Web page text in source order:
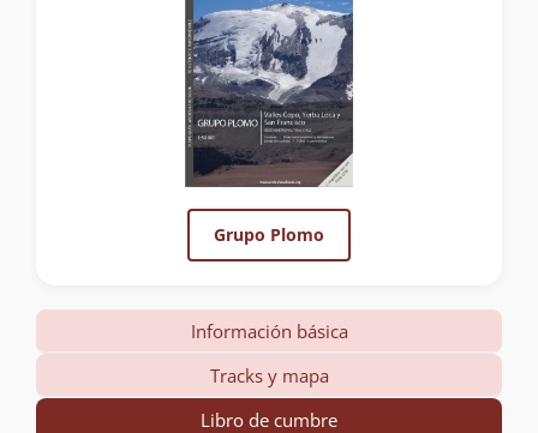
Grupo Plomo
Información básica
Tracks y mapa
Libro de cumbre